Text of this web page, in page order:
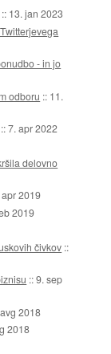
:: 13. jan 2023
- in jo
odboru :: 11.
::7. apr 2022
delovno
2019
2019
čivkov ::
::9. sep
2018
2018